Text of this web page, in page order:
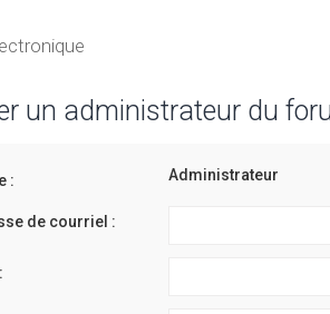
un administrateur du
: Administrateur
de courriel :